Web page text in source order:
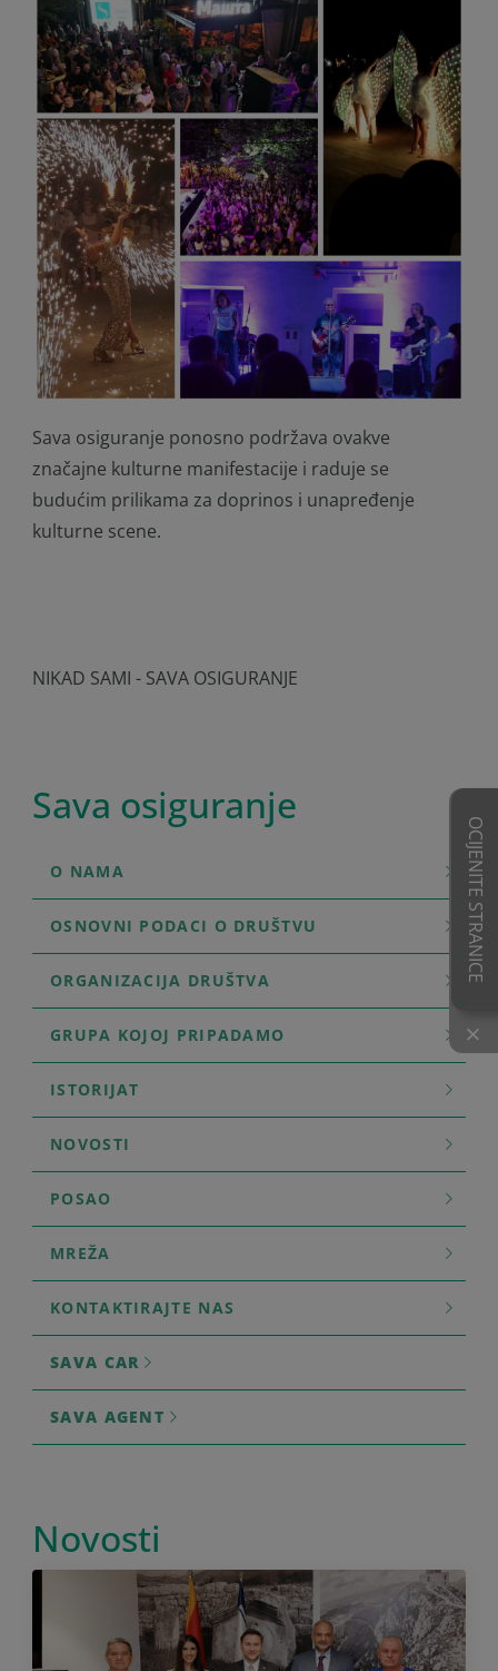
Sava osiguranje ponosno podržava ovakve
značajne kulturne manifestacije i raduje se
budućim prilikama za doprinos i unapređenje
kulturne scene.
NIKAD SAMI - SAVA OSIGURANJE
Sava osiguranje
O NAMA
OSNOVNI PODACI O DRUŠTVU
ORGANIZACIJA DRUŠTVA
GRUPA KOJOJ PRIPADAMO
ISTORIJAT
NOVOSTI
POSAO
MREŽA
KONTAKTIRAJTE NAS
SAVA CAR
SAVA AGENT
Novosti
×
OCIJENITE STRANICE